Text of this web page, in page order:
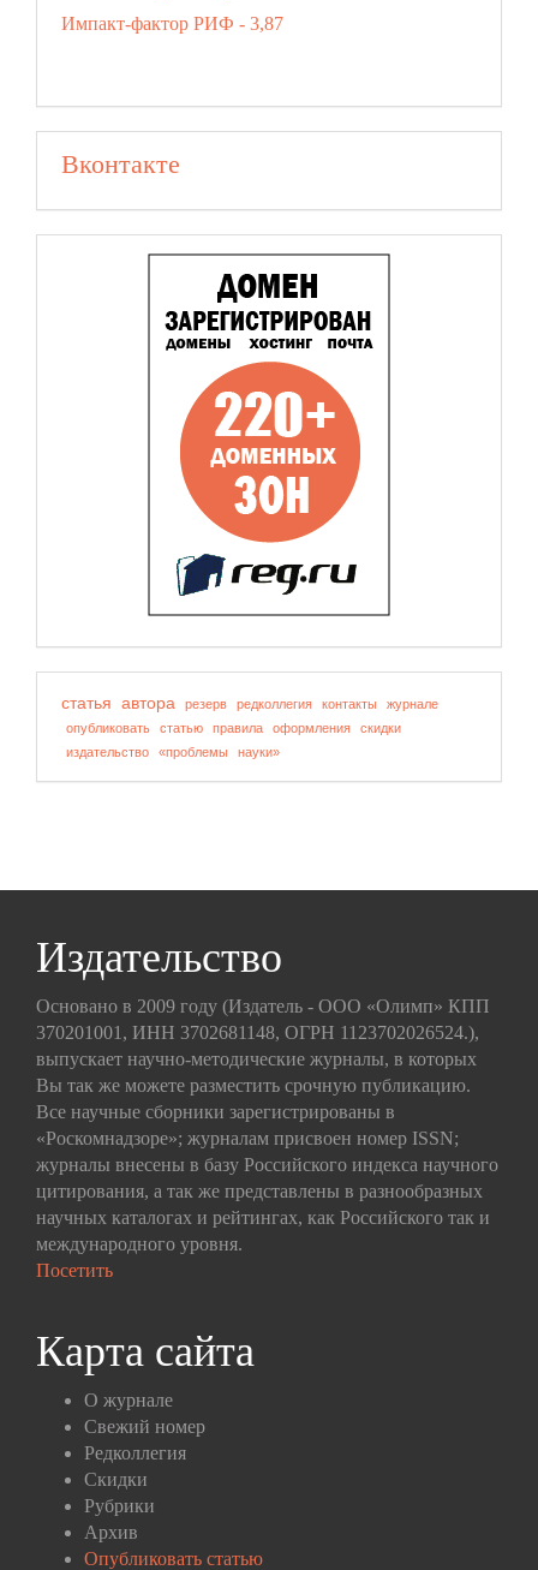
Импакт-фактор РИФ - 3,87
Вконтакте
статья автора резерв редколлегия контакты
журнале
опубликовать
статью правила оформления
скидки
издательство
«проблемы науки»
Издательство
Основано в 2009 году (Издатель - ООО «Олимп» КПП
370201001, ИНН 3702681148, ОГРН 1123702026524.),
выпускает научно-методические журналы, в которых
Вы так же можете разместить срочную публикацию.
Все научные сборники зарегистрированы в
«Роскомнадзоре»; журналам присвоен номер ISSN;
журналы внесены в базу Российского индекса научного
цитирования, а так же представлены в разнообразных
научных каталогах и рейтингах, как Российского так и
международного уровня.
Посетить
Карта сайта
О журнале
Свежий номер
Редколлегия
Скидки
Рубрики
Архив
Опубликовать статью